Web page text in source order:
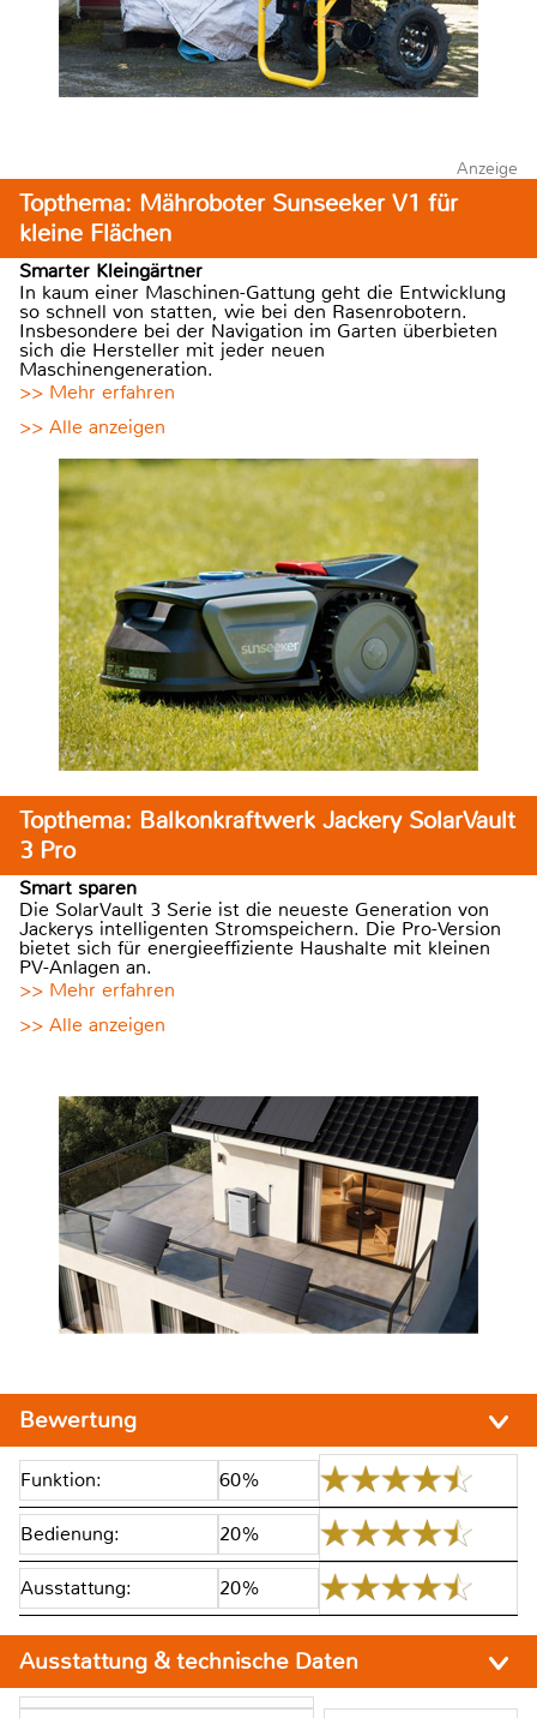
Anzeige
Topthema: Mähroboter Sunseeker V1 für
kleine Flächen
Smarter Kleingärtner
In kaum einer Maschinen-Gattung geht die Entwicklung
so schnell von statten, wie bei den Rasenrobotern.
Insbesondere bei der Navigation im Garten überbieten
sich die Hersteller mit jeder neuen
Maschinengeneration.
>> Mehr erfahren
>> Alle anzeigen
Topthema: Balkonkraftwerk Jackery SolarVault
3 Pro
Smart sparen
Die SolarVault 3 Serie ist die neueste Generation von
Jackerys intelligenten Stromspeichern. Die Pro-Version
bietet sich für energieeffiziente Haushalte mit kleinen
PV-Anlagen an.
>> Mehr erfahren
>> Alle anzeigen
Bewertung
Funktion: 60%
Bedienung: 20%
Ausstattung: 20%
Ausstattung & technische Daten